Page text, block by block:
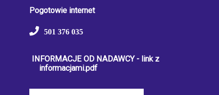
Pogotowie internet
501 376 035
INFORMACJE OD NADAWCY - link z
informacjami.pdf